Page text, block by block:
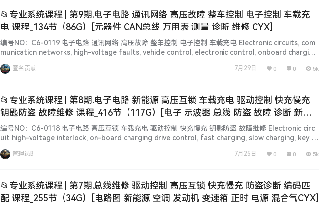
📂专业系统课程 | 第9期.电子电路 通讯网络 高压故障 整车控制 电子控制 车载充
电 课程_134节（86G）[元器件 CAN总线 万用表 测量 诊断 维修 CYX]
编号NO：C6-0119 电子电路 通讯网络 高压故障 整车控制 电子控制 车载充电 Electronic circuits, com
munication networks, high-voltage faults, vehicle control, electronic control, onboard charging
匿名贡献 7月29日 0 0 5k
📂专业系统课程 | 第8期.电子电路 新能源 高压互锁 车载充电 驱动控制 快充慢充
钥匙防盗 故障维修 课程_416节（117G）[电子 示波器 总线 防盗 故障 诊断 新能
源 电机 CYX]
编号NO：C6-0118 电子电路 高压互锁 车载充电 驱动控制 快充慢充 钥匙防盗 故障维修 Electronic circ
uit high-voltage interlock, on-board charging drive control, fast charging, slow charging, key a
管理员B 7月25日 0 0 5k
📂专业系统课程 | 第7期.总线维修 驱动控制 高压互锁 快充慢充 防盗诊断 编码匹
配 课程_255节（34G）[电路图 新能源 空调 发动机 变速箱 正时 电源 混合气CYX]